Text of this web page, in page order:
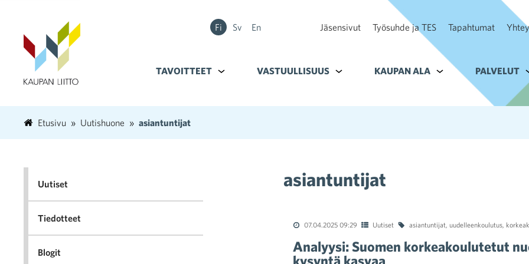
Fi Sv En Jäsensivut Työsuhde ja TES Tapahtumat
TAVOITTEET Alavalikko kohteelle Tavoitteet
VASTUULLISUUS Alavalikko kohteelle Vastuullisuus
KAUPAN ALA Alavalikko kohteelle
PALVELUT
Etusivu Uutishuone asiantuntijat
asiantuntijat
07.04.2025 09:29 Uutiset asiantuntijat, uudelleenkoulutus,
Analyysi: Suomen korkeakoulutetut
kysyntä kasvaa
Uutiset
Tiedotteet
Blogit